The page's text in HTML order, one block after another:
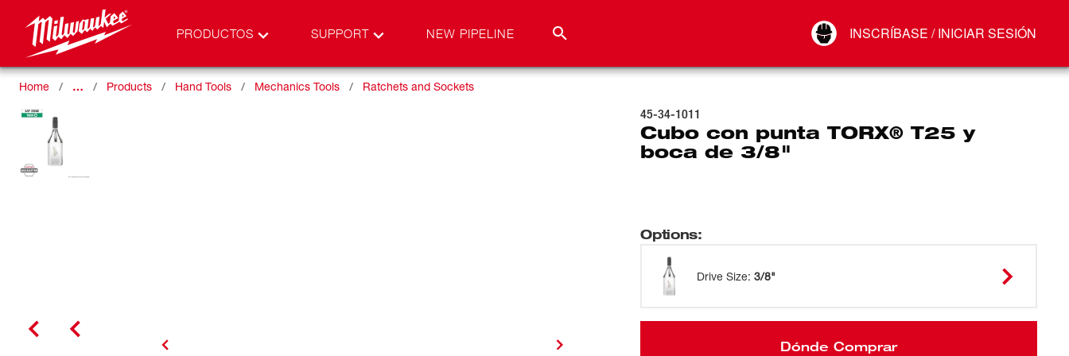
PRODUCTOS SUPPORT NEW PIPELINE INSCRÍBASE / INICIAR SESIÓN
Conectar
Home … Products Hand Tools Mechanics Tools Ratchets and Sockets
45-34-1011
Cubo con punta TORX® T25 y
boca de 3/8"
Options:
Drive Size: 3/8"
Dónde Comprar